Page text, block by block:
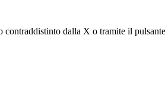
dalla X o tramite il